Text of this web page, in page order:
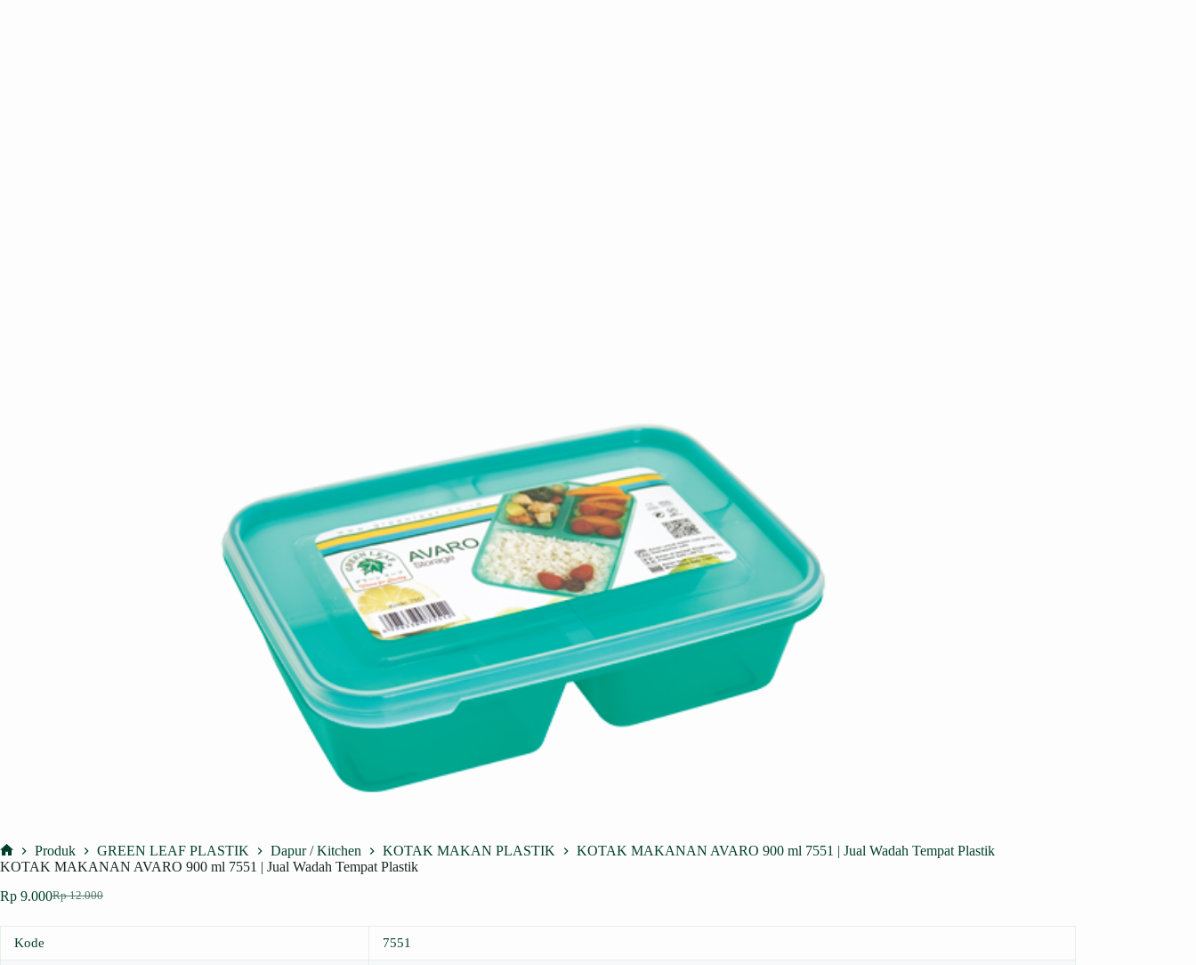
Home
Produk GREEN LEAF PLASTIK Dapur / Kitchen KOTAK MAKAN PLASTIK
KOTAK MAKANAN AVARO 900 ml 7551 | Jual Wadah Tempat Plastik
KOTAK MAKANAN AVARO 900 ml 7551 | Jual Wadah Tempat Plastik
Rp12.000
Harga
Rp 9.000Harga
Kode 7551